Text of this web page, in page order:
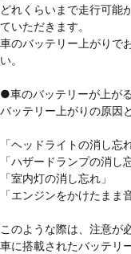
どれくらいまで走行可能
ていただきます。
車のバッテリー上がりで
い。
●車のバッテリーが上が
バッテリー上がりの原因
「ヘッドライトの消し忘れ
「ハザードランプの消し
「室内灯の消し忘れ」
「エンジンをかけたまま
このような際は、注意が
車に搭載されたバッテリ